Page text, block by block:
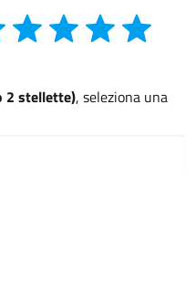
2 stellette), seleziona una